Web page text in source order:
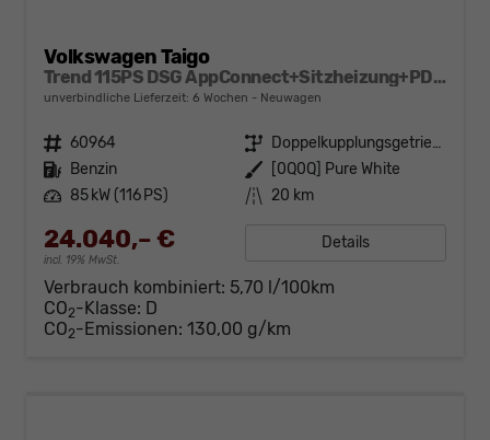
Volkswagen Taigo
Trend 115PS DSG AppConnect+Sitzheizung+PDC+Alu16+LED+DAB+FrontAssist
unverbindliche Lieferzeit: 6 Wochen Neuwagen
Fahrzeugnr. 60964 Getriebe
Doppelkupplungsgetriebe (DSG)
Kraftstoff Benzin Außenfarbe
[0Q0Q] Pure White
Leistung 85 kW (116 PS) Kilometerstand 20 km
24.040,– €
incl. 19% MwSt.
Details
Verbrauch kombiniert: 5,70 l/100km
CO2-Klasse: D
CO2-Emissionen: 130,00 g/km